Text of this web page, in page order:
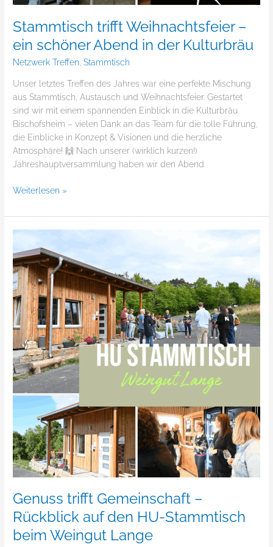
Stammtisch trifft Weihnachtsfeier –
ein schöner Abend in der Kulturbräu
Netzwerk Treffen,Stammtisch
Unser letztes Treffen des Jahres war eine perfekte Mischung
aus Stammtisch, Austausch und Weihnachtsfeier. Gestartet
sind wir mit einem spannenden Einblick in die Kulturbräu
Bischofsheim – vielen Dank an das Team für die tolle Führung,
die Einblicke in Konzept & Visionen und die herzliche
Atmosphäre! 🙌 Nach unserer (wirklich kurzen!)
Jahreshauptversammlung haben wir den Abend
Weiterlesen »
Genuss trifft Gemeinschaft –
Rückblick auf den HU-Stammtisch
beim Weingut Lange
trifft
Gemeinschaft
–
Rückblick
auf
den
HU-
Stammtisch
beim
Weingut
Lange